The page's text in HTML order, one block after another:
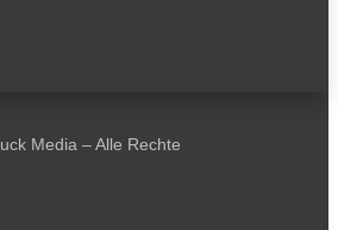
Media – Alle Rechte